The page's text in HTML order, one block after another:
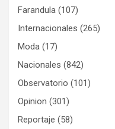
Farandula (107)
Internacionales (265)
Moda (17)
Nacionales (842)
Observatorio (101)
Opinion (301)
Reportaje (58)